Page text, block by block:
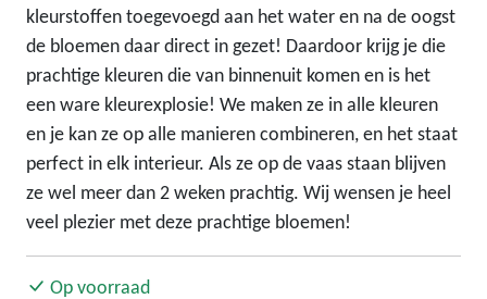
kleurstoffen toegevoegd aan het water en na de oogst
de bloemen daar direct in gezet! Daardoor krijg je die
prachtige kleuren die van binnenuit komen en is het
een ware kleurexplosie! We maken ze in alle kleuren
en je kan ze op alle manieren combineren, en het staat
perfect in elk interieur. Als ze op de vaas staan blijven
ze wel meer dan 2 weken prachtig. Wij wensen je heel
veel plezier met deze prachtige bloemen!
Op voorraad